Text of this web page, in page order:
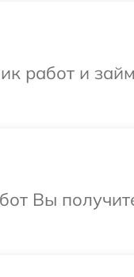
работ и
Вы